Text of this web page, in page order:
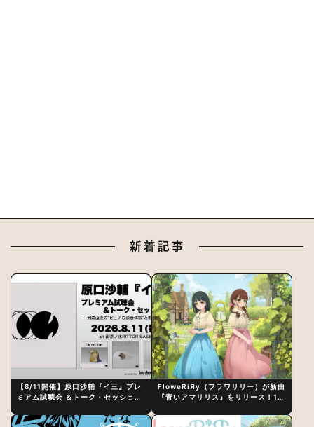
新着記事
【8/11開催】原口沙輔『イ三』プレ
ミアム試聴会 ＆トーク・セッション
制作秘話
FloweRiЯy（フラワリリー）が新曲
『青いアマリリス』をリリース！1st